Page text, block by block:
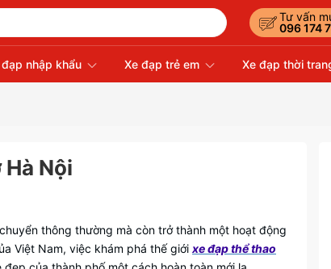
Tư vấn
096 174
đạp nhập khẩu Xe đạp trẻ em Xe đạp thời
Nội
thông thường mà còn trở thành một hoạt động
Việt Nam, việc khám phá thế giới xe đạp thể thao